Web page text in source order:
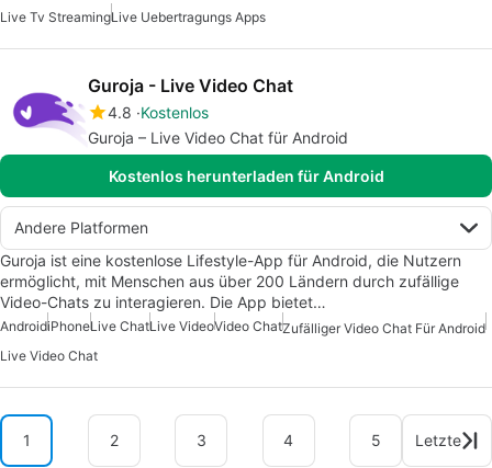
Live Tv StreamingLive Uebertragungs Apps
Guroja - Live Video Chat
4.8 Kostenlos
Guroja – Live Video Chat für Android
Kostenlos herunterladen für Android
Andere Platformen
Guroja ist eine kostenlose Lifestyle-App für Android, die Nutzern
ermöglicht, mit Menschen aus über 200 Ländern durch zufällige
Video-Chats zu interagieren. Die App bietet…
AndroidiPhoneLive ChatLive VideoVideo ChatZufälliger Video Chat Für Android
Live Video Chat
1 2 3 4 5 Letzte